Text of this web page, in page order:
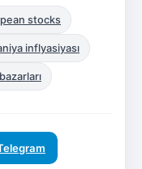
stocks
inflyasiyası